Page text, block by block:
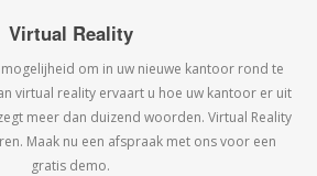
Virtual Reality
om in uw nieuwe kantoor rond te
virtual reality ervaart u hoe uw kantoor er uit
meer dan duizend woorden. Virtual Reality
Maak nu een afspraak met ons voor een
gratis demo.